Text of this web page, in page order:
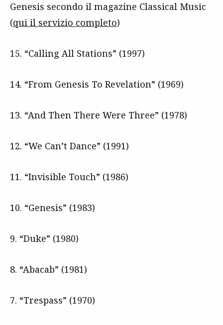
Genesis secondo il magazine Classical Music
(qui il servizio completo)
15. “Calling All Stations” (1997)
14. “From Genesis To Revelation” (1969)
13. “And Then There Were Three” (1978)
12. “We Can’t Dance” (1991)
11. “Invisible Touch” (1986)
10. “Genesis” (1983)
9. “Duke” (1980)
8. “Abacab” (1981)
7. “Trespass” (1970)